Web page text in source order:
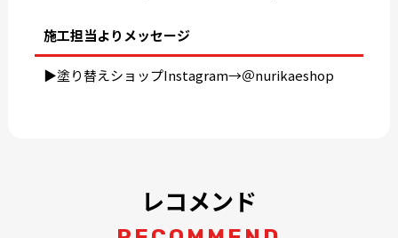
施工担当よりメッセージ
▶︎塗り替えショップInstagram→＠nurikaeshop
レコメンド